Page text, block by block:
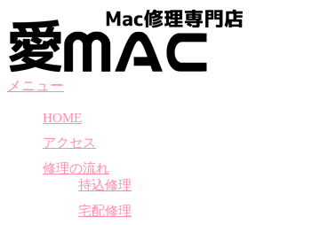
ン
テ
ン
ツ
メニュー
HOME
アクセス
修理の流れ
持込修理
宅配修理